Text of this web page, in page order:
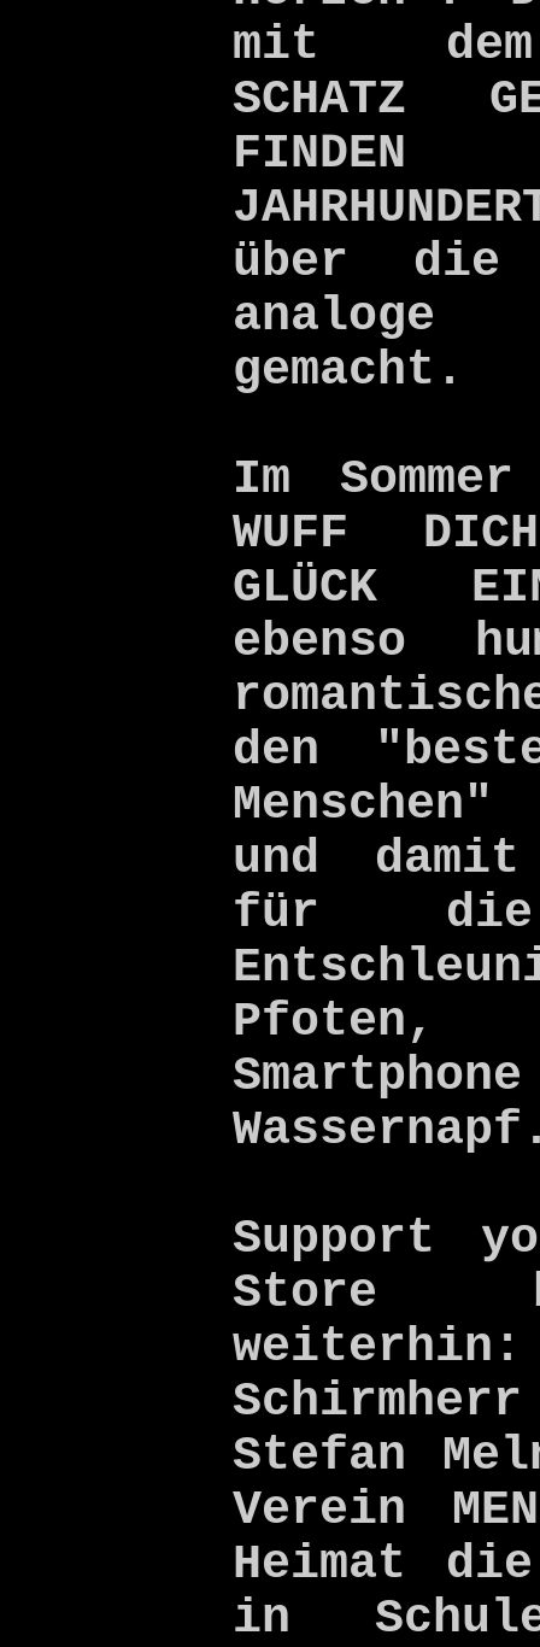
mit
SCHATZ
über die
analoge
gemacht.
Im
WUFF
GLÜCK
ebenso
den
und
für die
Support
Store
Stefan
Verein
Heimat
in